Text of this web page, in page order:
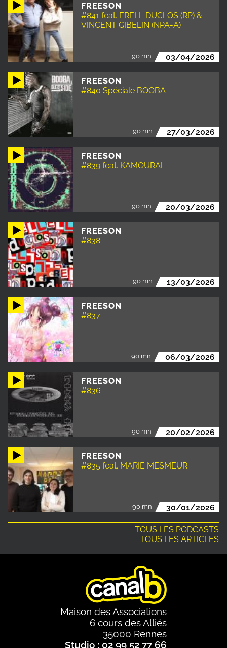
FREESON
#841 feat. ERELL DUCLOS (RP) &
VINCENT GIBELIN (NPA-A)
90 mn 03/04/2026
FREESON
#840 Spéciale BOOBA
90 mn 27/03/2026
FREESON
#839 feat. KAMOURAI
90 mn 20/03/2026
FREESON
#838
90 mn 13/03/2026
FREESON
#837
90 mn 06/03/2026
FREESON
#836
90 mn 20/02/2026
FREESON
#835 feat. MARIE MESMEUR
90 mn 30/01/2026
TOUS LES PODCASTS
TOUS LES ARTICLES
Maison des Associations
6 cours des Alliés
35000 Rennes
Studio : 02 99 52 77 66